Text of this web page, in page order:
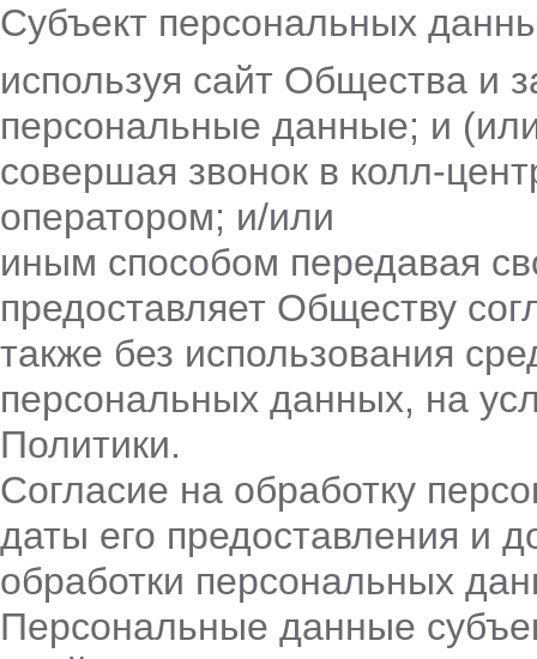
Субъект персональных
используя сайт Общества и
персональные данные; и
совершая звонок в колл-
оператором; и/или
иным способом передавая
предоставляет Обществу
также без использования
персональных данных, на
Политики.
Согласие на обработку
даты его предоставления и
обработки персональных
Персональные данные